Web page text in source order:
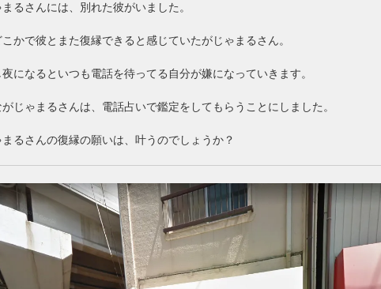
るさんには、別れた彼がいました。
かで彼とまた復縁できると感じていたがじゃまるさん。
夜になるといつも電話を待ってる自分が嫌になっていきます。
がじゃまるさんは、電話占いで鑑定をしてもらうことにしました。
るさんの復縁の願いは、叶うのでしょうか？